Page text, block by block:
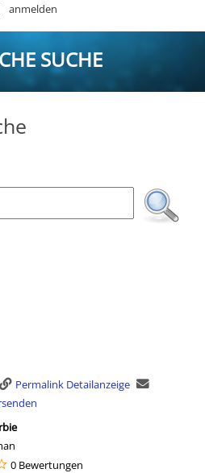
anmelden
SUCHE
nach der Sie
Permalink Detailanzeige
Tab geöffnet
0 Bewertungen